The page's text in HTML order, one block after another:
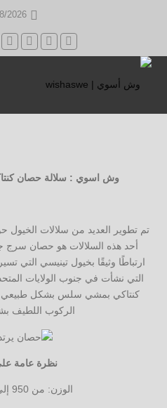
2026
وش اسوي : سلالة حصان
تم تطوير العديد من سلالات الخيول
أحد هذه السلالات هو حصان سرج
ارتباطًا وثيقًا بخيول تينيسي التي
التي نشأت في جنوب الولايات
كنتاكي بمشي سلس بشكل طبيعي
الركوب اللطيف
نظرة عامة
الوزن: من 950 إلى 1200 رطل